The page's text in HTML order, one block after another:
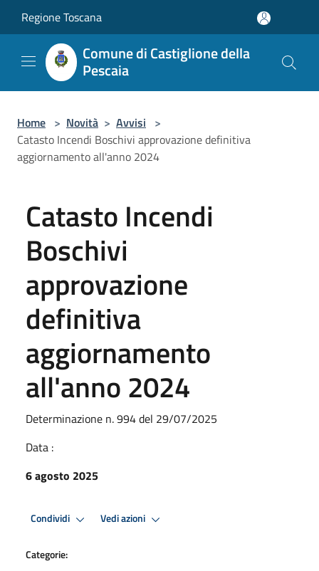
Regione Toscana
Comune di Castiglione della
Pescaia
Home > Novità > Avvisi >
Catasto Incendi Boschivi approvazione definitiva
aggiornamento all'anno 2024
Catasto Incendi
Boschivi
approvazione
definitiva
aggiornamento
all'anno 2024
Determinazione n. 994 del 29/07/2025
Data :
6 agosto 2025
Condividi Vedi azioni
Categorie: